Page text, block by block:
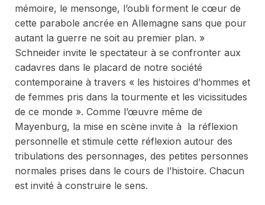
mémoire, le mensonge, l’oubli forment le cœur de
cette parabole ancrée en Allemagne sans que pour
autant la guerre ne soit au premier plan. »
Schneider invite le spectateur à se confronter aux
cadavres dans le placard de notre société
contemporaine à travers « les histoires d’hommes et
de femmes pris dans la tourmente et les vicissitudes
de ce monde ». Comme l’œuvre même de
Mayenburg, la mise en scène invite à la réflexion
personnelle et stimule cette réflexion autour des
tribulations des personnages, des petites personnes
normales prises dans le cours de l’histoire. Chacun
est invité à construire le sens.